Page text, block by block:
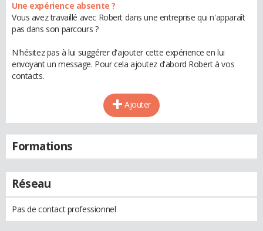
Une expérience absente ?
Vous avez travaillé avec Robert dans une entreprise qui n'apparaît
pas dans son parcours ?
N'hésitez pas à lui suggérer d'ajouter cette expérience en lui
envoyant un message. Pour cela ajoutez d'abord Robert à vos
contacts.
Ajouter
Formations
Réseau
Pas de contact professionnel